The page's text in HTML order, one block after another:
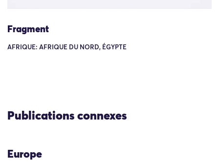
Fragment
AFRIQUE: AFRIQUE DU NORD, ÉGYPTE
Publications connexes
Europe